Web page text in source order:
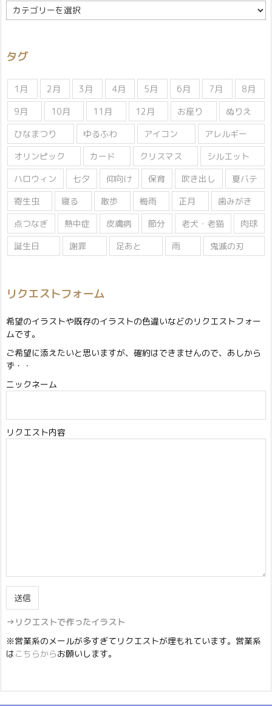
カ
テ
ー
タグ
1月 2月 3月 4月 5月 6月 7月
8月
9月
10月 11月 12月 お座り
ぬりえ
ひなまつり
ゆるふわ アイコン
アレルギー
オリンピック
カード クリスマス
シルエット
ハロウィン
七夕 仰向け 保育 吹き出し
夏バテ
寄生虫
寝る 散歩 梅雨 正月
歯みがき
点つなぎ
熱中症 皮膚病 節分 老犬・老猫
肉球
誕生日
謝罪 足あと 雨 鬼滅の刃
リクエストフォーム
希望のイラストや既存のイラストの色違いなどのリクエストフォー
ムです。
ご希望に添えたいと思いますが、確約はできませんので、あしから
ず・・
ニックネーム
リクエスト内容
→リクエストで作ったイラスト
※営業系のメールが多すぎてリクエストが埋もれています。営業系
はこちらからお願いします。